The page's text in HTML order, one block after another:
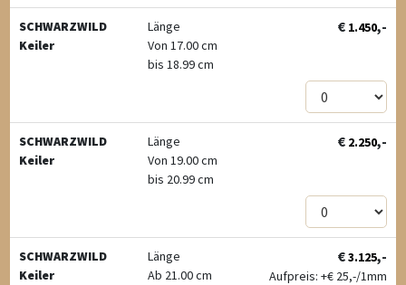
SCHWARZWILD
Keiler
Länge
Von 17.00 cm
bis 18.99 cm
€ 1.450,-
SCHWARZWILD
Keiler
Länge
Von 19.00 cm
bis 20.99 cm
€ 2.250,-
SCHWARZWILD
Keiler
Länge
Ab 21.00 cm
€3.125,-
Aufpreis: +€25,-/1mm